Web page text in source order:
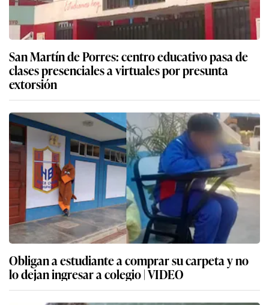
San Martín de Porres: centro educativo pasa de
clases presenciales a virtuales por presunta
extorsión
Obligan a estudiante a comprar su carpeta y no
lo dejan ingresar a colegio | VIDEO